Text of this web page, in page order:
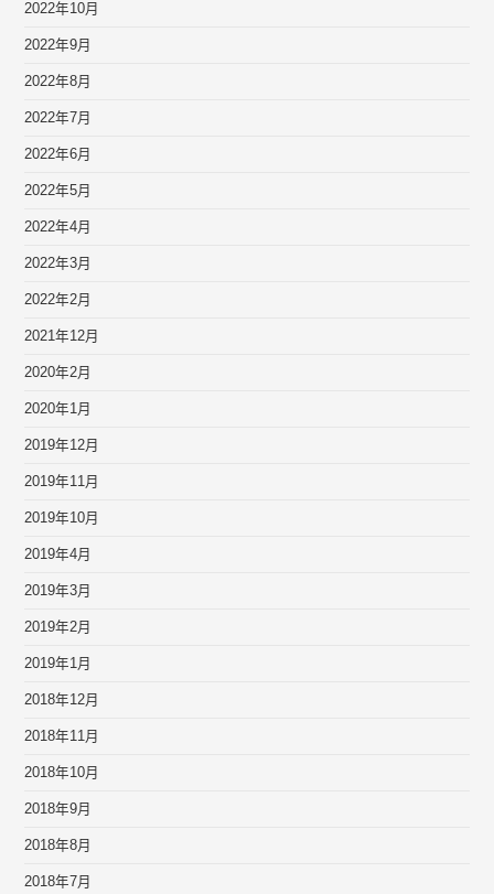
2022年10月
2022年9月
2022年8月
2022年7月
2022年6月
2022年5月
2022年4月
2022年3月
2022年2月
2021年12月
2020年2月
2020年1月
2019年12月
2019年11月
2019年10月
2019年4月
2019年3月
2019年2月
2019年1月
2018年12月
2018年11月
2018年10月
2018年9月
2018年8月
2018年7月